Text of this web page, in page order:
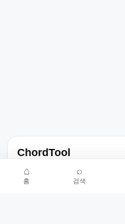
ChordTool
노래 가사, 곡 정보, 코드, 악
서비스입니다.
⌂
홈
⌕
검색